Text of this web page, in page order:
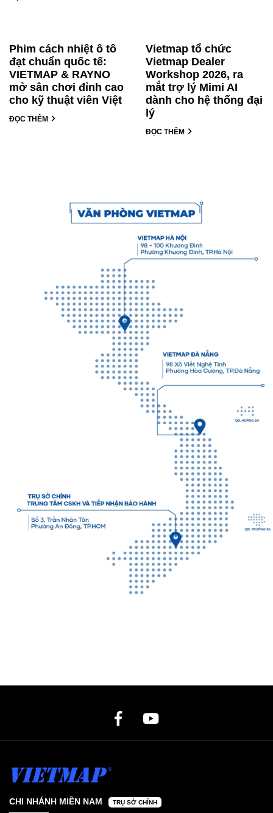
Phim cách nhiệt ô tô
đạt chuẩn quốc tế:
VIETMAP & RAYNO
mở sân chơi đỉnh cao
cho kỹ thuật viên Việt
ĐỌC THÊM
Vietmap tổ chức
Vietmap Dealer
Workshop 2026, ra
mắt trợ lý Mimi AI
dành cho hệ thống đại
lý
ĐỌC THÊM
CHI NHÁNH MIỀN NAM TRỤ SỞ CHÍNH